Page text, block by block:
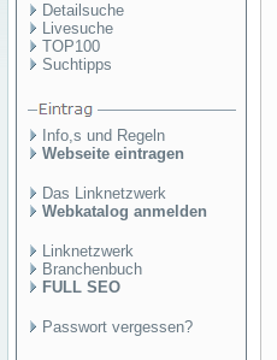
Detailsuche
Livesuche
TOP100
Suchtipps
Info,s und Regeln
Webseite eintragen
Das Linknetzwerk
Webkatalog anmelden
Linknetzwerk
Branchenbuch
FULL SEO
Passwort vergessen?